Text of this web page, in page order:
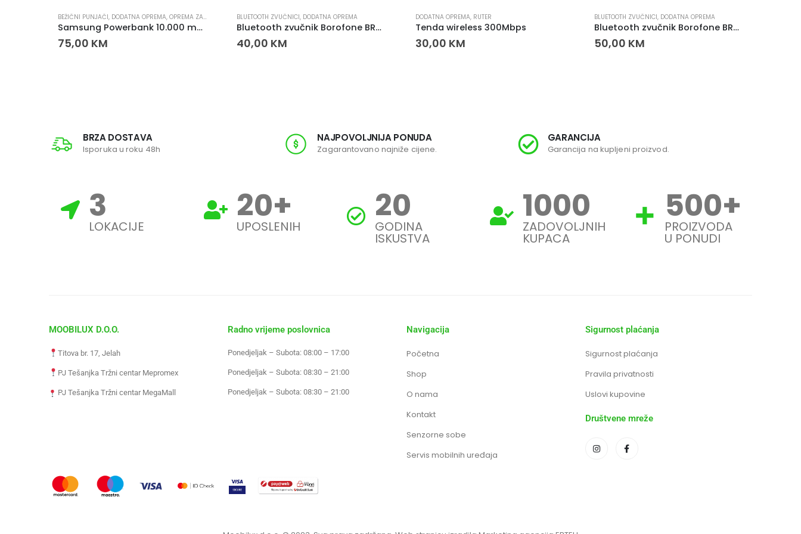
BEŽIČNI PUNJAČI, DODATNA OPREMA, OPREMA ZA MOBITELE PUNJAČI
Samsung Powerbank 10.000 mAh 25W USB-C
75,00 KM
BLUETOOTH ZVUČNICI, DODATNA OPREMA
Bluetooth zvučnik Borofone BR24 Fashion
40,00 KM
DODATNA OPREMA, RUTER
Tenda wireless 300Mbps
30,00 KM
BLUETOOTH ZVUČNICI, DODATNA OPREMA
Bluetooth zvučnik Borofone BR25 Crazy Sound
50,00 KM
BRZA DOSTAVA
Isporuka u roku 48h
NAJPOVOLJNIJA PONUDA
Zagarantovano najniže cijene.
GARANCIJA
Garancija na kupljeni proizvod.
3
LOKACIJE 20+
UPOSLENIH 20
GODINA
ISKUSTVA
1000
ZADOVOLJNIH
KUPACA
500+
PROIZVODA
U PONUDI
MOOBILUX D.O.O.
Titova br. 17, Jelah
PJ Tešanjka Tržni centar Mepromex
PJ Tešanjka Tržni centar MegaMall
Radno vrijeme poslovnica
Ponedjeljak – Subota: 08:00 – 17:00
Ponedjeljak – Subota: 08:30 – 21:00
Ponedjeljak – Subota: 08:30 – 21:00
Navigacija
Početna
Shop
O nama
Kontakt
Senzorne sobe
Servis mobilnih uređaja
Sigurnost plaćanja
Sigurnost plaćanja
Pravila privatnosti
Uslovi kupovine
Društvene mreže